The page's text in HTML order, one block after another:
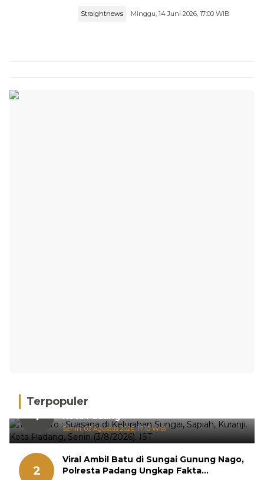
Straightnews Minggu, 14 Juni 2026, 17:00 WIB
Terpopuler
1
Hujan Deras, 15 Titik Banjir Terdeteksi di
Kota Padang
Senin, 03 Agustus 2026, 17:10 WIB
2
Viral Ambil Batu di Sungai Gunung Nago,
Polresta Padang Ungkap Fakta